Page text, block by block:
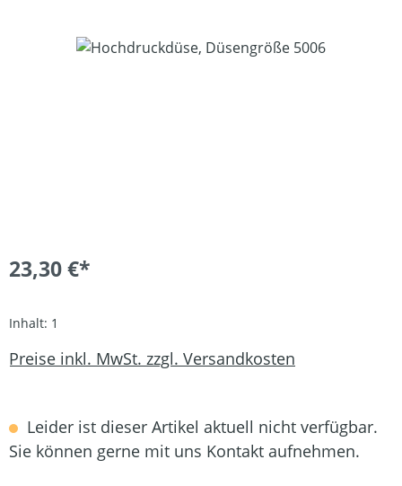
Bildergalerie überspringen
23,30 €*
Inhalt: 1
Preise inkl. MwSt. zzgl. Versandkosten
Leider ist dieser Artikel aktuell nicht verfügbar.
Sie können gerne mit uns Kontakt aufnehmen.